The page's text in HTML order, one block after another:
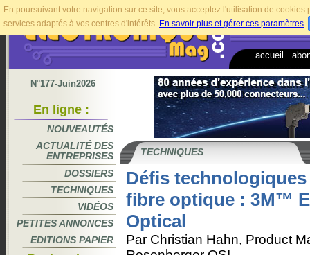
En poursuivant votre navigation sur ce site, vous acceptez l'utilisation de
services adaptés à vos centres d'intérêts. En savoir plus et gérer ces paramètres.
accueil
N°177-Juin2026
En ligne :
NOUVEAUTÉS
ACTUALITÉ DES
ENTREPRISES
DOSSIERS
TECHNIQUES
VIDÉOS
PETITES ANNONCES
EDITIONS PAPIER
TECHNIQUES
Défis
fibre optique : 3M™
Optical
Par Christian Hahn, Product